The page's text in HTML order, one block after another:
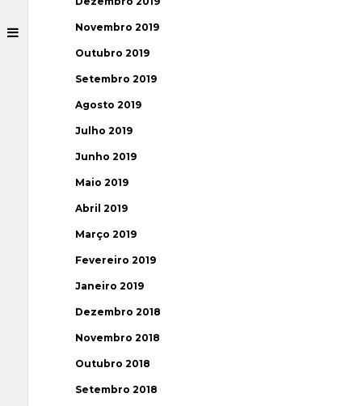
Novembro 2019
Outubro 2019
Setembro 2019
Agosto 2019
Julho 2019
Junho 2019
Maio 2019
Abril 2019
Março 2019
Fevereiro 2019
Janeiro 2019
Dezembro 2018
Novembro 2018
Outubro 2018
Setembro 2018